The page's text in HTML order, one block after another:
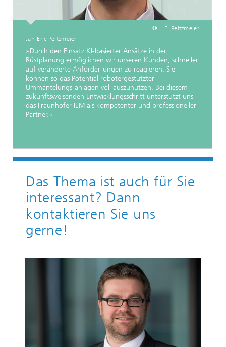
© J. E. Peitzmeier
Jan-Eric Peitzmeier
»Durch den Einsatz KI-basierter Ansätze in der
Rüstplanung ermöglichen wir unseren Kunden, schneller
auf veränderte Anforder-ungen zu reagieren. Sie
können so das Potential robotergestützter
Ummantelungs-anlagen voll auszunutzen. Bei diesem
zukunftsweisenden Entwicklungsschritt unterstützt uns
das Fraunhofer IEM als kompetenter und professioneller
Partner.«
Das Thema ist auch für Sie
interessant? Dann
kontaktieren Sie uns
gerne!